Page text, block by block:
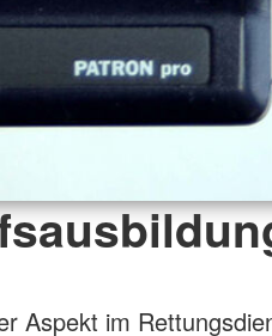
Aspekt im